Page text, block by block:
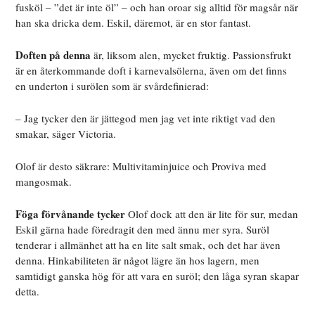
fusköl – ”det är inte öl” – och han oroar sig alltid för magsår när
han ska dricka dem. Eskil, däremot, är en stor fantast.
Doften på denna är, liksom alen, mycket fruktig. Passionsfrukt
är en återkommande doft i karnevalsölerna, även om det finns
en underton i surölen som är svårdefinierad:
– Jag tycker den är jättegod men jag vet inte riktigt vad den
smakar, säger Victoria.
Olof är desto säkrare: Multivitaminjuice och Proviva med
mangosmak.
Föga förvånande tycker Olof dock att den är lite för sur, medan
Eskil gärna hade föredragit den med ännu mer syra. Suröl
tenderar i allmänhet att ha en lite salt smak, och det har även
denna. Hinkabiliteten är något lägre än hos lagern, men
samtidigt ganska hög för att vara en suröl; den låga syran skapar
detta.